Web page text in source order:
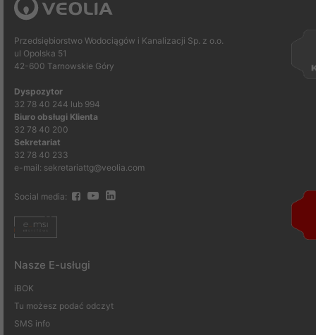
Przedsiębiorstwo Wodociągów i Kanalizacji Sp. z o.o.
ul Opolska 51
42-600 Tarnowskie Góry
Dyspozytor
32 78 40 244 lub 994
Biuro obsługi Klienta
32 78 40 200
Sekretariat
32 78 40 233
e-mail: sekretariattg@veolia.com
Social media:
Nasze E-usługi
iBOK
Tu możesz podać odczyt
SMS info